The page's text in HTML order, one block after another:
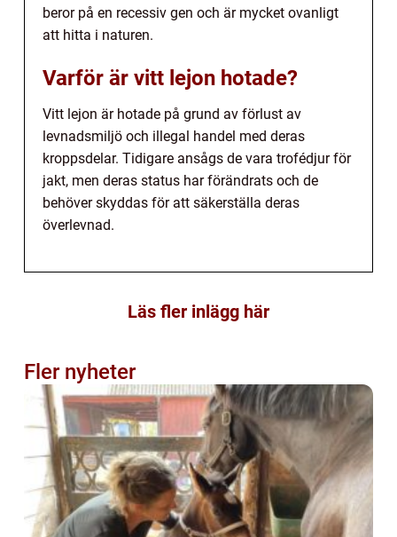
beror på en recessiv gen och är mycket ovanligt
att hitta i naturen.
Varför är vitt lejon hotade?
Vitt lejon är hotade på grund av förlust av
levnadsmiljö och illegal handel med deras
kroppsdelar. Tidigare ansågs de vara trofédjur för
jakt, men deras status har förändrats och de
behöver skyddas för att säkerställa deras
överlevnad.
Läs fler inlägg här
Fler nyheter